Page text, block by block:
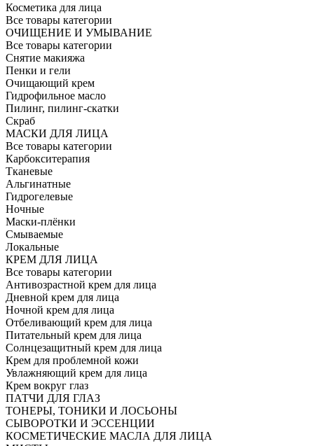
Косметика для лица
Все товары категории
ОЧИЩЕНИЕ И УМЫВАНИЕ
Все товары категории
Снятие макияжа
Пенки и гели
Очищающий крем
Гидрофильное масло
Пилинг, пилинг-скатки
Скраб
МАСКИ ДЛЯ ЛИЦА
Все товары категории
Карбокситерапия
Тканевые
Альгинатные
Гидрогелевые
Ночные
Маски-плёнки
Смываемые
Локальные
КРЕМ ДЛЯ ЛИЦА
Все товары категории
Антивозрастной крем для лица
Дневной крем для лица
Ночной крем для лица
Отбеливающий крем для лица
Питательный крем для лица
Солнцезащитный крем для лица
Крем для проблемной кожи
Увлажняющий крем для лица
Крем вокруг глаз
ПАТЧИ ДЛЯ ГЛАЗ
ТОНЕРЫ, ТОНИКИ И ЛОСЬОНЫ
СЫВОРОТКИ И ЭССЕНЦИИ
КОСМЕТИЧЕСКИЕ МАСЛА ДЛЯ ЛИЦА